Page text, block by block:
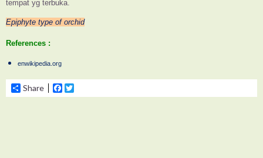
tempat yg terbuka.
Epiphyte type of orchid
References :
enwikipedia.org
Share Facebook